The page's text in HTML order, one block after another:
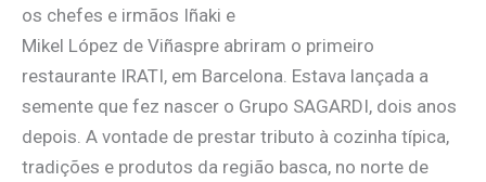
os chefes e irmãos Iñaki e
Mikel López de Viñaspre abriram o primeiro
restaurante IRATI, em Barcelona. Estava lançada a
semente que fez nascer o Grupo SAGARDI, dois anos
depois. A vontade de prestar tributo à cozinha típica,
tradições e produtos da região basca, no norte de